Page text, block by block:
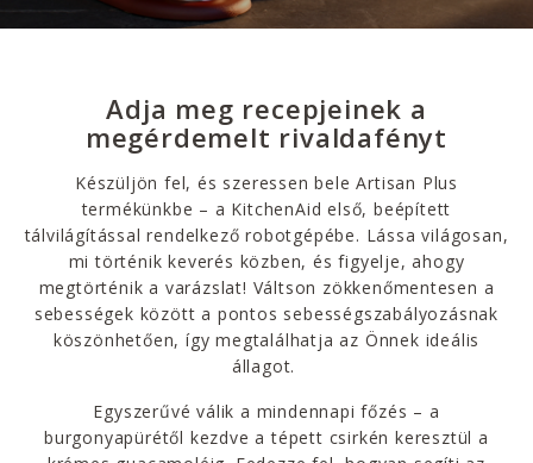
Adja meg recepjeinek a
megérdemelt rivaldafényt
Készüljön fel, és szeressen bele Artisan Plus
termékünkbe – a KitchenAid első, beépített
tálvilágítással rendelkező robotgépébe. Lássa világosan,
mi történik keverés közben, és figyelje, ahogy
megtörténik a varázslat! Váltson zökkenőmentesen a
sebességek között a pontos sebességszabályozásnak
köszönhetően, így megtalálhatja az Önnek ideális
állagot.
Egyszerűvé válik a mindennapi főzés – a
burgonyapürétől kezdve a tépett csirkén keresztül a